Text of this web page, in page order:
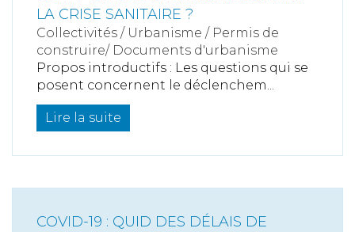
LA CRISE SANITAIRE ?
Collectivités / Urbanisme / Permis de
construire/ Documents d'urbanisme
Propos introductifs : Les questions qui se
posent concernent le déclenchem...
Lire la suite
COVID-19 : QUID DES DÉLAIS DE